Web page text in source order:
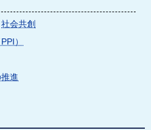
社会共創
）
進